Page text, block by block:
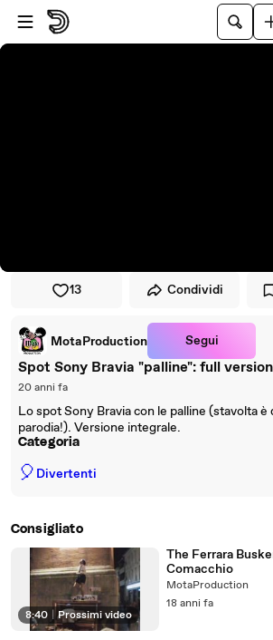
Vai al lettore
Passa al contenuto principale
13 Condividi
MotaProduction Segui
Spot Sony Bravia "palline": full version
20 anni fa
Lo spot Sony Bravia con le palline (stavolta è
parodia!). Versione integrale.
Categoria
🎈 Divertenti
Consigliato
8:40 Prossimi video
The Ferrara
Comacchio
MotaProduction
18 anni fa